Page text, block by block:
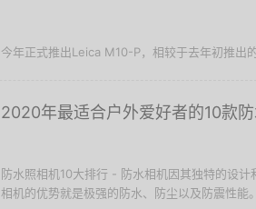
今年正式推出Leica M10-P，相较于去年初推出
2020年最适合户外爱好者的10款
防水照相机10大排行 - 防水相机因其独特的设
相机的优势就是极强的防水、防尘以及防震性能